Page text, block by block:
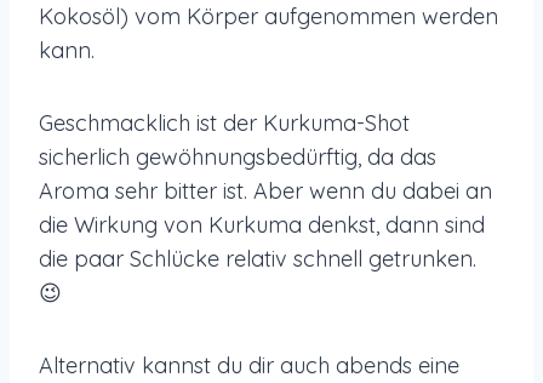
Kokosöl) vom Körper aufgenommen werden
kann.
Geschmacklich ist der Kurkuma-Shot
sicherlich gewöhnungsbedürftig, da das
Aroma sehr bitter ist. Aber wenn du dabei an
die Wirkung von Kurkuma denkst, dann sind
die paar Schlücke relativ schnell getrunken.
😉
Alternativ kannst du dir auch abends eine